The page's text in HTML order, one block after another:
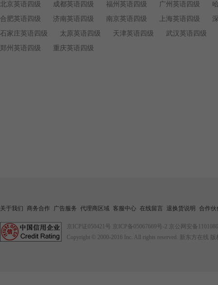
北京英语四级 成都英语四级 福州英语四级 广州英语四级
合肥英语四级
济南英语四级 南京英语四级 上海英语四级
石家庄英语四级
太原英语四级 天津英语四级
武汉英语四级
郑州英语四级
重庆英语四级
关于我们 商务合作 广告服务 代理商区域 客服中心 在线留言 退换货说明 合作伙
京ICP证050421号 京ICP备05067669号-2 京公网安备
Copyright © 2000-2016
Inc. All rights reserved. 新东方在线